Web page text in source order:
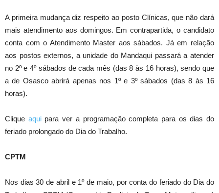
A primeira mudança diz respeito ao posto Clínicas, que não dará
mais atendimento aos domingos. Em contrapartida, o candidato
conta com o Atendimento Master aos sábados. Já em relação
aos postos externos, a unidade do Mandaqui passará a atender
no 2º e 4º sábados de cada mês (das 8 às 16 horas), sendo que
a de Osasco abrirá apenas nos 1º e 3º sábados (das 8 às 16
horas).
Clique aquipara ver a programação completa para os dias do
feriado prolongado do Dia do Trabalho.
CPTM
Nos dias 30 de abril e 1º de maio, por conta do feriado do Dia do